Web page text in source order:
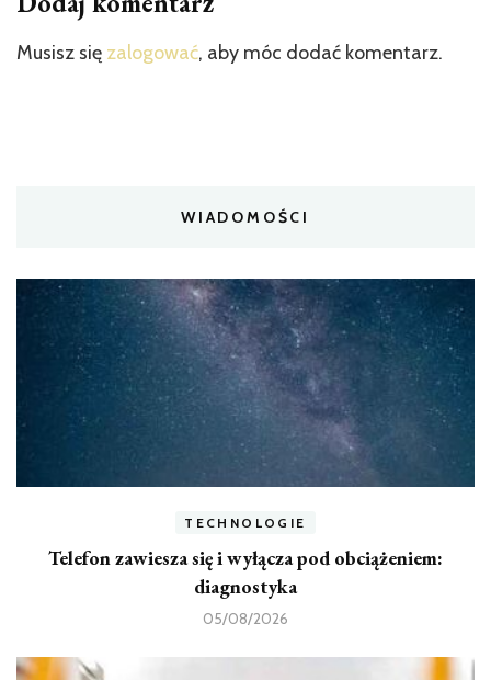
Musisz się zalogować, aby móc dodać komentarz.
WIADOMOŚCI
TECHNOLOGIE
Telefon zawiesza się i wyłącza pod obciążeniem:
diagnostyka
05/08/2026